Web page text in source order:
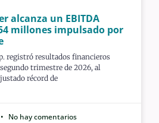
alcanza un EBITDA
millones impulsado por
registró resultados financieros
trimestre de 2026, al
récord de
No hay comentarios